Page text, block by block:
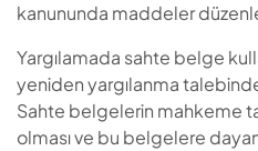
kanununda maddeler
Yargılamada sahte belge
yeniden yargılanma
Sahte belgelerin mahkeme
olması ve bu belgelere